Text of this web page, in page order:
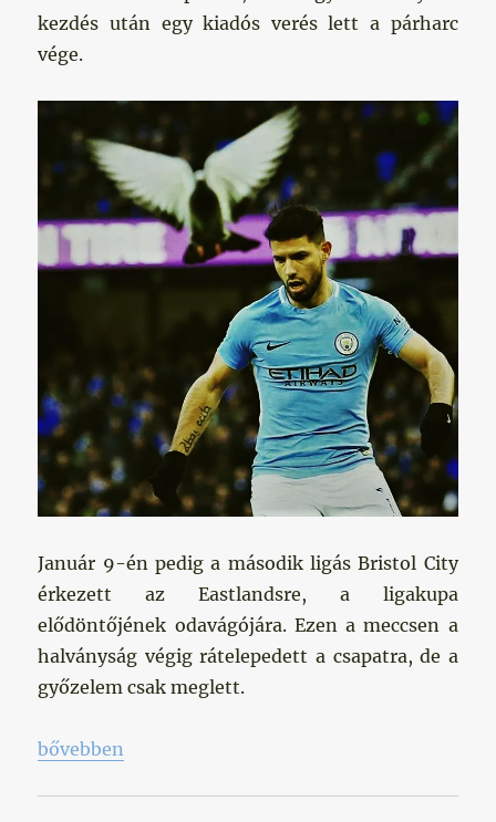
kezdés után egy kiadós verés lett a párharc
vége.
Január 9-én pedig a második ligás Bristol City
érkezett az Eastlandsre, a ligakupa
elődöntőjének odavágójára. Ezen a meccsen a
halványság végig rátelepedett a csapatra, de a
győzelem csak meglett.
„Döcögős, de sikeres kupameccsek”
bővebben